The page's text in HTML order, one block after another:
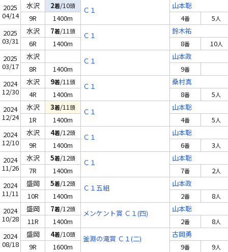
2025
04/14
水沢 2着/10頭 Ｃ１
山本聡
9R
1400m 4番 5人
2025
03/31
水沢 7着/11頭 Ｃ１
鈴木祐
6R
1400m 8番 10人
2025
03/17
水沢 Ｃ１
山本政
8R
1400m 9番
2024
12/30
水沢 9着/11頭 Ｃ１
桑村真
4R
1400m 8番 5人
2024
12/24
水沢 3着/11頭 Ｃ１
山本聡
1R
1400m 4番 5人
2024
12/10
水沢 4着/12頭 Ｃ１
山本聡
9R
1400m 6番 3人
2024
11/26
水沢 5着/12頭 Ｃ１
山本聡
7R
1400m 7番 2人
2024
11/11
盛岡 5着/12頭 Ｃ１五組
山本政
10R
1400m 2番 8人
2024
10/28
盛岡 7着/12頭 メンケント賞 Ｃ１(四)
山本聡
11R
1400m 2番 8人
2024
08/18
盛岡 4着/10頭 釜淵の滝賞 Ｃ１(二)
古岡勇
9R
1600m 9番 9人